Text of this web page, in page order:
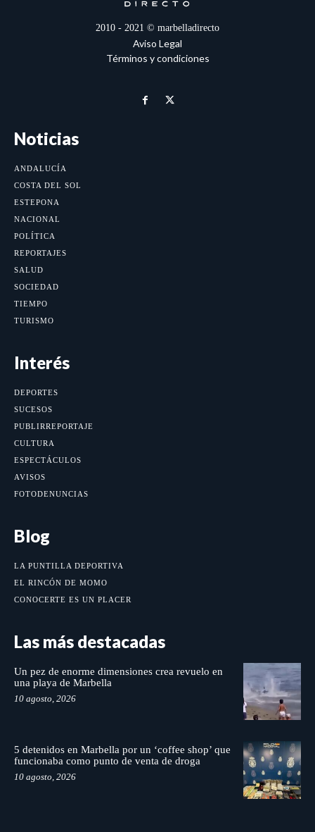
2010 - 2021 © marbelladirecto
Aviso Legal
Términos y condiciones
Noticias
ANDALUCÍA
COSTA DEL SOL
ESTEPONA
NACIONAL
POLÍTICA
REPORTAJES
SALUD
SOCIEDAD
TIEMPO
TURISMO
Interés
DEPORTES
SUCESOS
PUBLIRREPORTAJE
CULTURA
ESPECTÁCULOS
AVISOS
FOTODENUNCIAS
Blog
LA PUNTILLA DEPORTIVA
EL RINCÓN DE MOMO
CONOCERTE ES UN PLACER
Las más destacadas
Un pez de enorme dimensiones crea revuelo en
una playa de Marbella
10 agosto, 2026
5 detenidos en Marbella por un ‘coffee shop’ que
funcionaba como punto de venta de droga
10 agosto, 2026